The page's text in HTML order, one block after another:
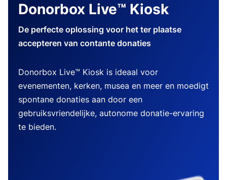
Donorbox Live™ Kiosk
De perfecte oplossing voor het ter plaatse
accepteren van contante donaties
Donorbox Live™ Kiosk is ideaal voor
evenementen, kerken, musea en meer en moedigt
spontane donaties aan door een
gebruiksvriendelijke, autonome donatie-ervaring
te bieden.